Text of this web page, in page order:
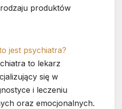
produktów
jest psychiatra?
to lekarz
się w
i leczeniu
oraz emocjonalnych.